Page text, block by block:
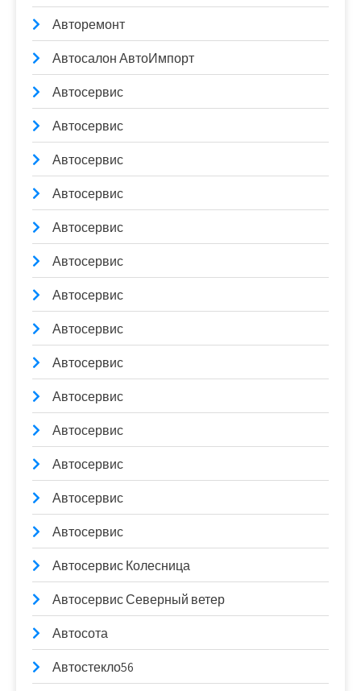
Авторемонт
Автосалон АвтоИмпорт
Автосервис
Автосервис
Автосервис
Автосервис
Автосервис
Автосервис
Автосервис
Автосервис
Автосервис
Автосервис
Автосервис
Автосервис
Автосервис
Автосервис
Автосервис Колесница
Автосервис Северный ветер
Автосота
Автостекло56